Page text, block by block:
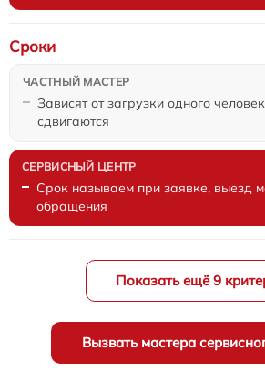
Зависят от загрузки одного
сдвигаются
Сроки
Срок называем при заявке, выезд
обращения
Показать ещё 9
Вызвать мастера